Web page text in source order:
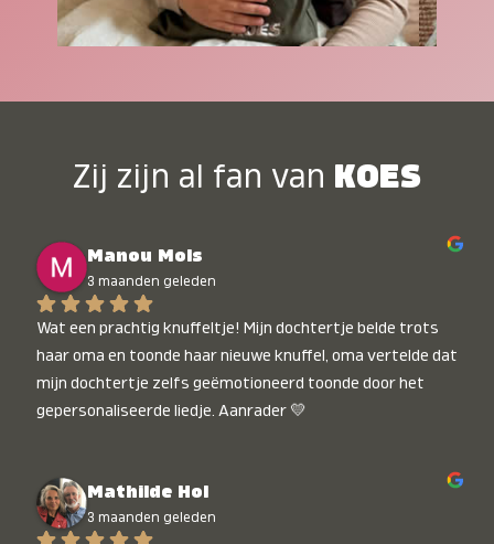
Zij zijn al fan van KOES
Manou Mols
3 maanden geleden
Wat een prachtig knuffeltje! Mijn dochtertje belde trots
haar oma en toonde haar nieuwe knuffel, oma vertelde dat
mijn dochtertje zelfs geëmotioneerd toonde door het
gepersonaliseerde liedje. Aanrader 💛
Mathilde Hol
3 maanden geleden